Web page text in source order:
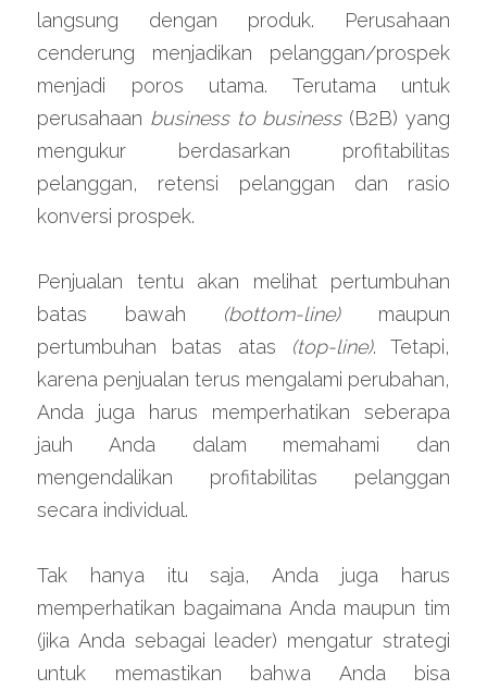
langsung dengan produk. Perusahaan
cenderung menjadikan pelanggan/prospek
menjadi poros utama. Terutama untuk
perusahaan business to business (B2B) yang
mengukur berdasarkan profitabilitas
pelanggan, retensi pelanggan dan rasio
konversi prospek.
Penjualan tentu akan melihat pertumbuhan
batas bawah (bottom-line) maupun
pertumbuhan batas atas
(top-line). Tetapi,
karena penjualan terus mengalami perubahan,
Anda juga harus memperhatikan seberapa
jauh Anda dalam memahami dan
mengendalikan profitabilitas pelanggan
secara individual.
Tak hanya itu saja, Anda juga harus
memperhatikan bagaimana Anda maupun tim
(jika Anda sebagai leader) mengatur strategi
untuk memastikan bahwa Anda bisa